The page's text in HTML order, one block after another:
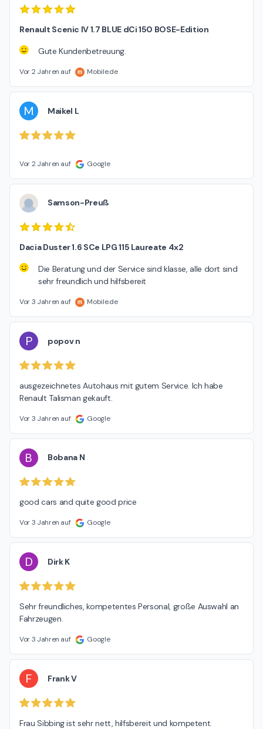
Renault Scenic IV 1.7 BLUE dCi 150 BOSE-Edition
Gute Kundenbetreuung.
Vor 2 Jahren auf Mobile.de
M Maikel L
Vor 2 Jahren auf Google
Samson-Preuß
Dacia Duster 1.6 SCe LPG 115 Laureate 4x2
Die Beratung und der Service sind klasse, alle dort sind
sehr freundlich und hilfsbereit
Vor 3 Jahren auf Mobile.de
P popov n
ausgezeichnetes Autohaus mit gutem Service. Ich habe
Renault Talisman gekauft.
Vor 3 Jahren auf Google
B Bobana N
good cars and quite good price
Vor 3 Jahren auf Google
D Dirk K
Sehr freundliches, kompetentes Personal, große Auswahl an
Fahrzeugen.
Vor 3 Jahren auf Google
F Frank V
Frau Sibbing ist sehr nett, hilfsbereit und kompetent.